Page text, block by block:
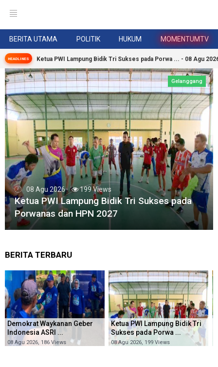
BERITA UTAMA POLITIK HUKUM MOMENTUMTV
HEADLINES Ketua PWI Lampung Bidik Tri Sukses pada Porwa ... - 08 Agu
Gelanggang
08 Agu 2026 199 Views
Ketua PWI Lampung Bidik Tri Sukses pada
Porwanas dan HPN 2027
BERITA TERBARU
Demokrat Waykanan Geber
Indonesia ASRI ...
08 Agu 2026, 186 Views
Ketua PWI Lampung Bidik Tri
Sukses pada Porwa ...
08 Agu 2026, 199 Views